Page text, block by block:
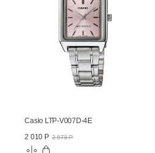
Casio LTP-V007D-4E
2 010 Р 2 678 Р